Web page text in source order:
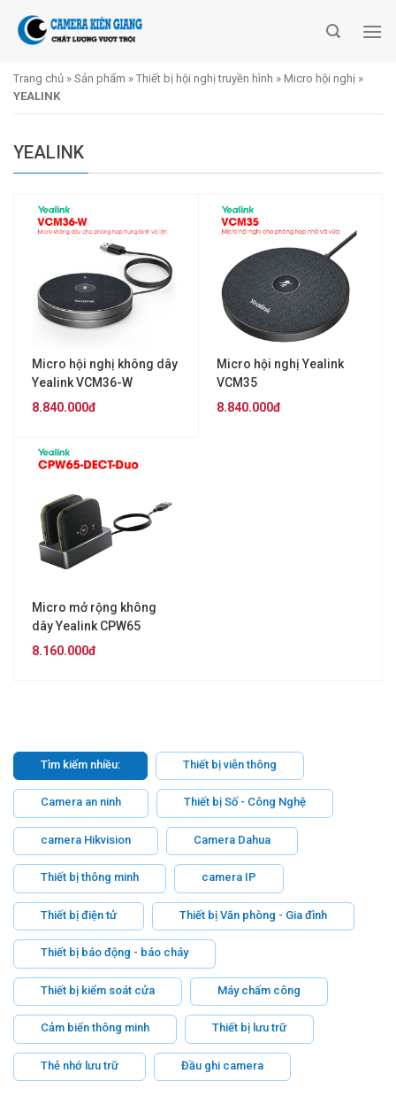
Trang chủ » Sản phẩm » Thiết bị hội nghị truyền hình » Micro hội nghị »
YEALINK
YEALINK
Micro hội nghị không dây
Yealink VCM36-W
Package
8.840.000đ
Micro hội nghị Yealink
VCM35
8.840.000đ
Micro mở rộng không
dây Yealink CPW65
Package
8.160.000đ
Tìm kiếm nhiều: Thiết bị viễn thông
Camera an ninh Thiết bị Số - Công Nghệ
camera Hikvision Camera Dahua
Thiết bị thông minh camera IP
Thiết bị điện tử Thiết bị Văn phòng - Gia đình
Thiết bị báo động - báo cháy
Thiết bị kiểm soát cửa Máy chấm công
Cảm biến thông minh Thiết bị lưu trữ
Thẻ nhớ lưu trữ Đầu ghi camera